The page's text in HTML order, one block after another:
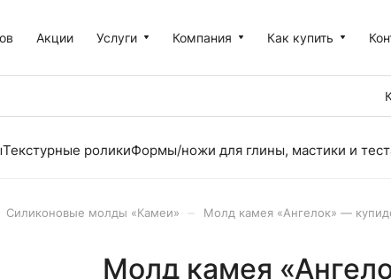
Акции Услуги Компания Как купить
Текстурные роликиФормы/ножи для глины, мастики и
Силиконовые молды «Камеи» Молд камея «Ангелок» —
Молд камея